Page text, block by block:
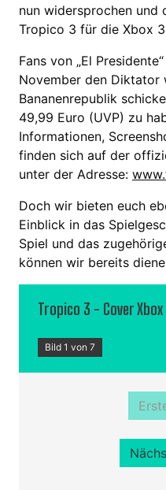
nun widersprochen und
Tropico 3 für die Xbox
Fans von „El
November den Diktator
Bananenrepublik
49,99 Euro (UVP) zu
Informationen,
finden sich auf der
unter der Adresse:
Doch wir bieten euch
Einblick in das
Spiel und das
können wir bereits
Tropico 3 - Cover
Bild 1 von 7